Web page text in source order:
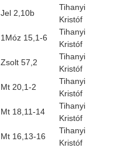
Jel 2,10b
Tihanyi
Kristóf
1Móz 15,1-6
Tihanyi
Kristóf
Zsolt 57,2
Tihanyi
Kristóf
Mt 20,1-2
Tihanyi
Kristóf
Mt 18,11-14
Tihanyi
Kristóf
Mt 16,13-16
Tihanyi
Kristóf